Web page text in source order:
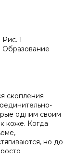
Рис. 1
Образование
скопления
одним своим
коже. Когда
но до